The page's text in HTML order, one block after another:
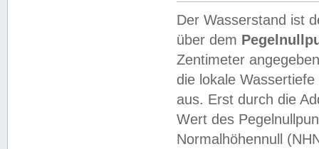
Der Wasserstand ist
über dem
Zentimeter
die lokale
aus. Erst durch die
Wert des
Normalhöhennull